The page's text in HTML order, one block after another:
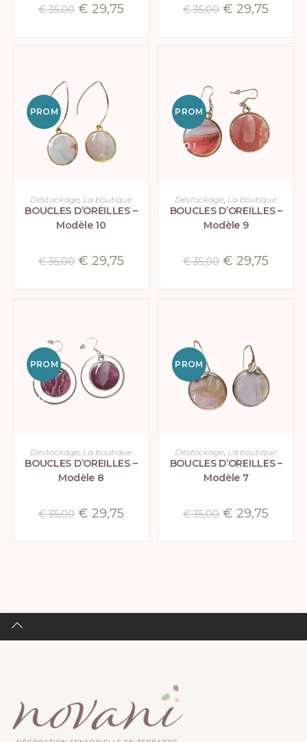
€35,00 € 29,75 €35,00 € 29,75
PROM
O !
AJOUTER AU PANIER
Déstockage, La boutique
BOUCLES D’OREILLES –
Modèle 10
€35,00 € 29,75
PROM
O !
AJOUTER AU PANIER
Déstockage, La boutique
BOUCLES D’OREILLES –
Modèle 9
€35,00 € 29,75
PROM
O !
AJOUTER AU PANIER
Déstockage, La boutique
BOUCLES D’OREILLES –
Modèle 8
€35,00 € 29,75
PROM
O !
AJOUTER AU PANIER
Déstockage La boutique
BOUCLES D’OREILLES –
Modèle 7
€35,00 € 29,75